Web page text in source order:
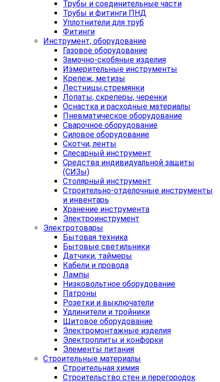
Трубы и соединительные части
Трубы и фитинги ПНД
Уплотнители для труб
Фитинги
Инструмент, оборудование
Газовое оборудование
Замочно-скобяные изделия
Измерительные инструменты
Крепеж, метизы
Лестницы,стремянки
Лопаты, скреперы, черенки
Оснастка и расходные материалы
Пневматическое оборудование
Сварочное оборудование
Силовое оборудование
Скотчи, ленты
Слесарный инструмент
Средства индивидуальной защиты
(СИЗы)
Столярный инструмент
Строительно-отделочные инструменты
и инвентарь
Хранение инструмента
Электроинструмент
Электротовары
Бытовая техника
Бытовые светильники
Датчики, таймеры
Кабели и провода
Лампы
Низковольтное оборудование
Патроны
Розетки и выключатели
Удлинители и тройники
Щитовое оборудование
Электромонтажные изделия
Электроплиты и конфорки
Элементы питания
Строительные материалы
Строительная химия
Строительство стен и перегородок